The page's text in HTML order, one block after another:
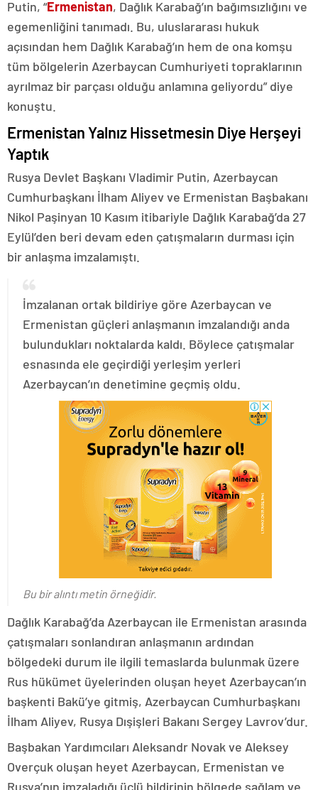
Putin, “Ermenistan, Dağlık Karabağ’ın bağımsızlığını ve
egemenliğini tanımadı. Bu, uluslararası hukuk
açısından hem Dağlık Karabağ’ın hem de ona komşu
tüm bölgelerin Azerbaycan Cumhuriyeti topraklarının
ayrılmaz bir parçası olduğu anlamına geliyordu” diye
konuştu.
Ermenistan Yalnız Hissetmesin Diye Herşeyi
Yaptık
Rusya Devlet Başkanı Vladimir Putin, Azerbaycan
Cumhurbaşkanı İlham Aliyev ve Ermenistan Başbakanı
Nikol Paşinyan 10 Kasım itibariyle Dağlık Karabağ’da 27
Eylül’den beri devam eden çatışmaların durması için
bir anlaşma imzalamıştı.
İmzalanan ortak bildiriye göre Azerbaycan ve
Ermenistan güçleri anlaşmanın imzalandığı anda
bulundukları noktalarda kaldı. Böylece çatışmalar
esnasında ele geçirdiği yerleşim yerleri
Azerbaycan’ın denetimine geçmiş oldu.
Bu bir alıntı metin örneğidir.
Dağlık Karabağ’da Azerbaycan ile Ermenistan arasında
çatışmaları sonlandıran anlaşmanın ardından
bölgedeki durum ile ilgili temaslarda bulunmak üzere
Rus hükümet üyelerinden oluşan heyet Azerbaycan’ın
başkenti Bakü’ye gitmiş, Azerbaycan Cumhurbaşkanı
İlham Aliyev, Rusya Dışişleri Bakanı Sergey Lavrov’dur.
Başbakan Yardımcıları Aleksandr Novak ve Aleksey
Overçuk oluşan heyet Azerbaycan, Ermenistan ve
Rusya’nın imzaladığı üçlü bildirinin bölgede sağlam ve